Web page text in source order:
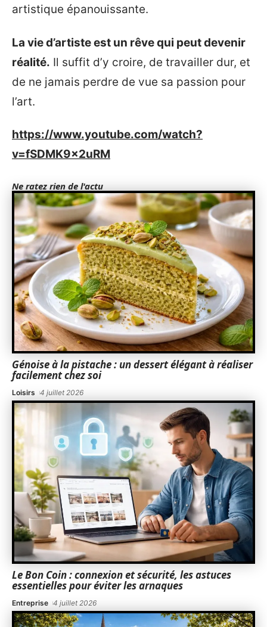
artistique épanouissante.
La vie d’artiste est un rêve qui peut devenir
réalité. Il suffit d’y croire, de travailler dur, et
de ne jamais perdre de vue sa passion pour
l’art.
https://www.youtube.com/watch?
v=fSDMK9x2uRM
Ne ratez rien de l'actu
Génoise à la pistache : un dessert élégant à réaliser
facilement chez soi
Loisirs 4 juillet 2026
Le Bon Coin : connexion et sécurité, les astuces
essentielles pour éviter les arnaques
Entreprise 4 juillet 2026